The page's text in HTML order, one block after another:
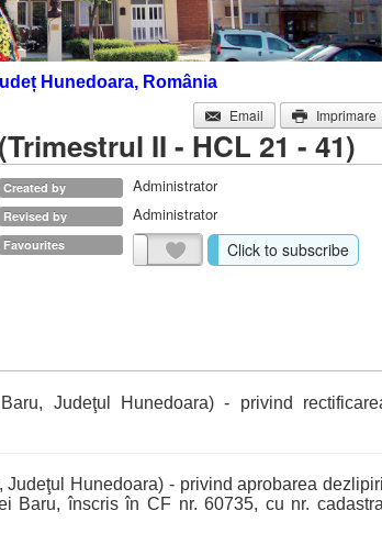
Hunedoara, România
Email
Imprimare
II - HCL 21 - 41)
Created by Administrator
Revised by Administrator
Favourites Click to subscribe
Judeţul Hunedoara) - privind
Judeţul Hunedoara) - privind aprobarea
Baru, înscris în CF nr. 60735, cu nr. cadastral